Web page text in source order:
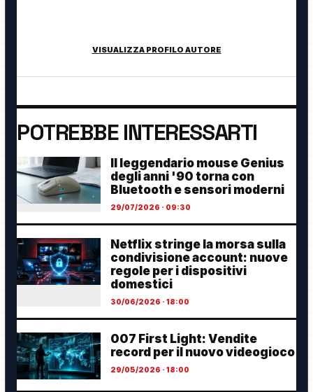
VISUALIZZA PROFILO AUTORE
POTREBBE INTERESSARTI
Il leggendario mouse Genius
degli anni '90 torna con
Bluetooth e sensori moderni
29/07/2026 · 09:30
Netflix stringe la morsa sulla
condivisione account: nuove
regole per i dispositivi
domestici
30/06/2026 · 18:00
007 First Light: Vendite
record per il nuovo videogioco
29/05/2026 · 18:00